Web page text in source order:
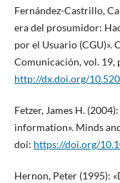
Fernández-Castrillo,
era del prosumidor:
por el Usuario (CGU)».
Comunicación, vol. 19,
http://dx.doi.org/
Fetzer, James H.
information». Minds
doi: https://doi.org/
Hernon, Peter (1995):